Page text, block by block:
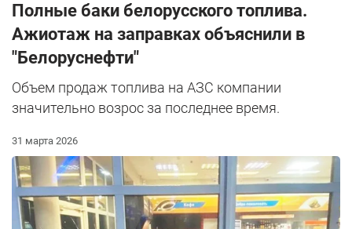
Полные баки белорусского топлива.
Ажиотаж на заправках объяснили в
"Белоруснефти"
Объем продаж топлива на АЗС компании
значительно возрос за последнее время.
31 марта 2026